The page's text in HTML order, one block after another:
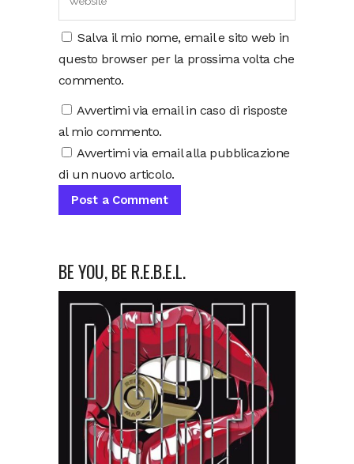
Salva il mio nome, email e sito web in
questo browser per la prossima volta che
commento.
Avvertimi via email in caso di risposte
al mio commento.
Avvertimi via email alla pubblicazione
di un nuovo articolo.
BE YOU, BE R.E.B.E.L.